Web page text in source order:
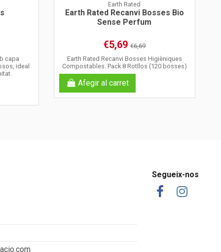
capa
ideal
Earth Rated
Earth Rated Recanvi Bosses Bio
Sense Perfum
€5,69€6,69
Earth Rated Recanvi Bosses Higièniques
Compostables. Pack 8 Rotllos (120 bosses)
Afegir al carret
Segueix-nos